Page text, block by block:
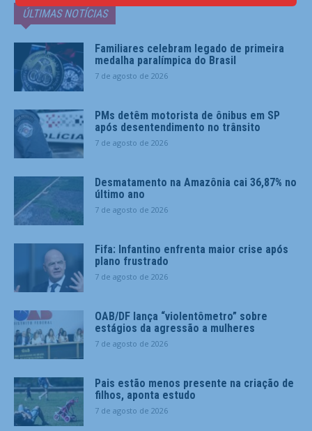
ÚLTIMAS NOTÍCIAS
Familiares celebram legado de primeira
medalha paralímpica do Brasil
7 de agosto de 2026
PMs detêm motorista de ônibus em SP
após desentendimento no trânsito
7 de agosto de 2026
Desmatamento na Amazônia cai 36,87% no
último ano
7 de agosto de 2026
Fifa: Infantino enfrenta maior crise após
plano frustrado
7 de agosto de 2026
OAB/DF lança “violentômetro” sobre
estágios da agressão a mulheres
7 de agosto de 2026
Pais estão menos presente na criação de
filhos, aponta estudo
7 de agosto de 2026